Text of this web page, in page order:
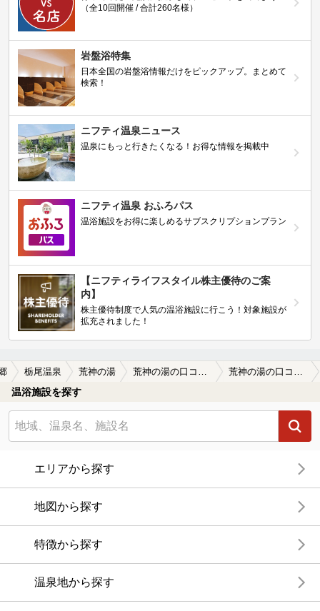
（全10回開催 / 合計260名様）
岩盤浴特集
日本全国の岩盤浴情報だけをピックアップ。まとめて
検索！
ニフティ温泉ニュース
温泉にもっと行きたくなる！お得な情報を掲載中
ニフティ温泉 おふろパス
温浴施設をお得に楽しめるサブスクリプションプラン
【ニフティライフスタイル株主優待のご案
内】
株主優待制度で人気の温浴施設に行こう！対象施設が
拡充されました！
栃尾温泉 荒神の湯
温浴施設を探す
エリアから探す
地図から探す
特徴から探す
温泉地から探す